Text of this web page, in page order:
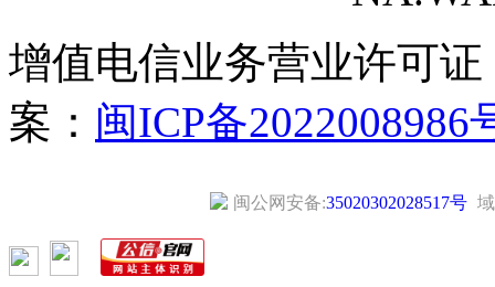
增值电信业务营业许可证
案： 闽ICP备2022008986
闽公网安备:35020302028517号